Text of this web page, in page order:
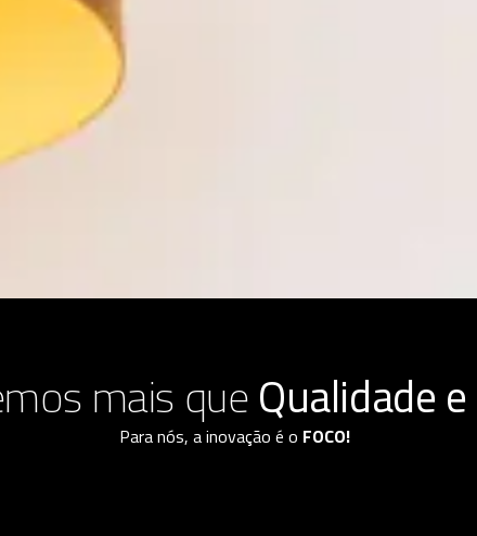
mais queQualidade
Para nós, a inovação é o FOCO!